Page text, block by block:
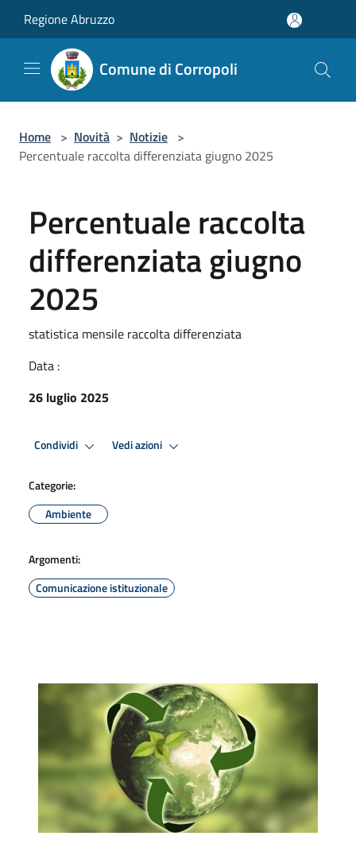
Regione Abruzzo
Comune di Corropoli
Home > Novità > Notizie >
Percentuale raccolta differenziata giugno 2025
Percentuale raccolta
differenziata giugno
2025
statistica mensile raccolta differenziata
Data :
26 luglio 2025
Condividi Vedi azioni
Categorie:
Ambiente
Argomenti:
Comunicazione istituzionale